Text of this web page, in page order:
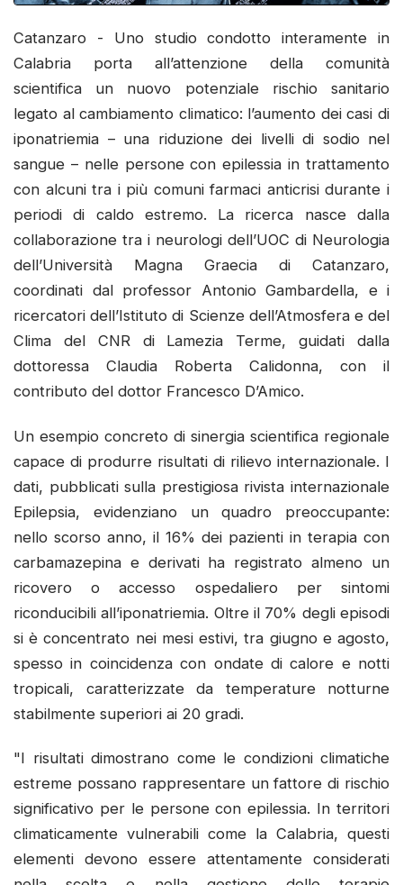
Catanzaro - Uno studio condotto interamente in
Calabria porta all’attenzione della comunità
scientifica un nuovo potenziale rischio sanitario
legato al cambiamento climatico: l’aumento dei casi di
iponatriemia – una riduzione dei livelli di sodio nel
sangue – nelle persone con epilessia in trattamento
con alcuni tra i più comuni farmaci anticrisi durante i
periodi di caldo estremo. La ricerca nasce dalla
collaborazione tra i neurologi dell’UOC di Neurologia
dell’Università Magna Graecia di Catanzaro,
coordinati dal professor Antonio Gambardella, e i
ricercatori dell’Istituto di Scienze dell’Atmosfera e del
Clima del CNR di Lamezia Terme, guidati dalla
dottoressa Claudia Roberta Calidonna, con il
contributo del dottor Francesco D’Amico.
Un esempio concreto di sinergia scientifica regionale
capace di produrre risultati di rilievo internazionale. I
dati, pubblicati sulla prestigiosa rivista internazionale
Epilepsia, evidenziano un quadro preoccupante:
nello scorso anno, il 16% dei pazienti in terapia con
carbamazepina e derivati ha registrato almeno un
ricovero o accesso ospedaliero per sintomi
riconducibili all’iponatriemia. Oltre il 70% degli episodi
si è concentrato nei mesi estivi, tra giugno e agosto,
spesso in coincidenza con ondate di calore e notti
tropicali, caratterizzate da temperature notturne
stabilmente superiori ai 20 gradi.
"I risultati dimostrano come le condizioni climatiche
estreme possano rappresentare un fattore di rischio
significativo per le persone con epilessia. In territori
climaticamente vulnerabili come la Calabria, questi
elementi devono essere attentamente considerati